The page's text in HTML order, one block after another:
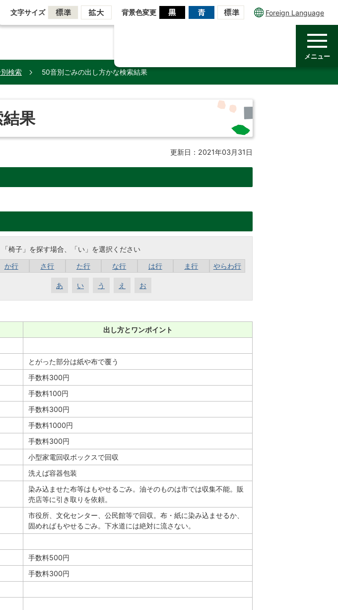
文字サイズ 背景色変更 Foreign Language
メニュー
検索 50音別ごみの出し方かな検索結果
果
更新日：2021年03月31日
「椅子」を探す場合、「い」を選択ください
か行 さ行 た行 な行 は行 ま行 やらわ行
あ い う え お
出し方とワンポイント
とがった部分は紙や布で覆う
手数料300円
手数料100円
手数料300円
手数料1000円
手数料300円
小型家電回収ボックスで回収
洗えば容器包装
染み込ませた布等はもやせるごみ。油そのものは市では収集不能。販
売店等に引き取りを依頼。
市役所、文化センター、公民館等で回収。布・紙に染み込ませるか、
固めればもやせるごみ。下水道には絶対に流さない。
手数料500円
手数料300円